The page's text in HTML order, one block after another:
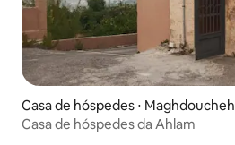
Casa de hóspedes ⋅ Maghdoucheh
Casa de hóspedes da Ahlam